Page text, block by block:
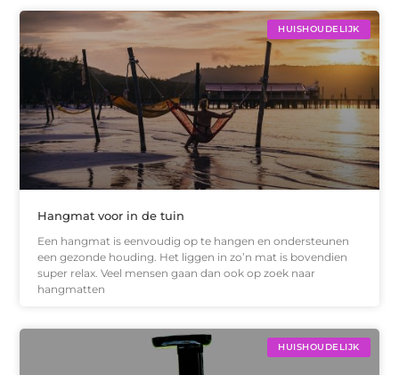
HUISHOUDELIJK
Hangmat voor in de tuin
Een hangmat is eenvoudig op te hangen en ondersteunen
een gezonde houding. Het liggen in zo’n mat is bovendien
super relax. Veel mensen gaan dan ook op zoek naar
hangmatten
HUISHOUDELIJK